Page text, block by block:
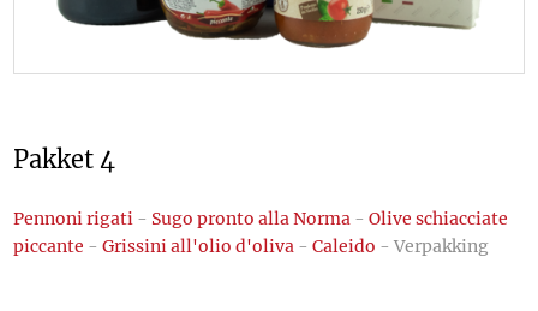
Pakket 4
Pennoni rigati - Sugo pronto alla Norma -Olive schiacciate
piccante -Grissini all'olio d'oliva -Caleido - Verpakking